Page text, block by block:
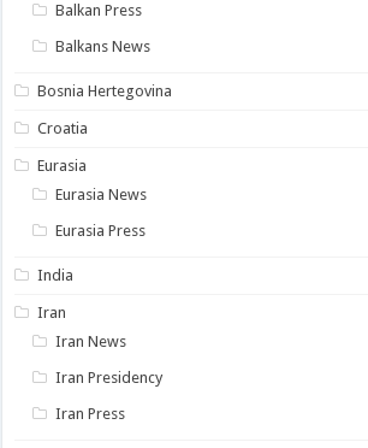
Balkan Press
Balkans News
Bosnia Hertegovina
Croatia
Eurasia
Eurasia News
Eurasia Press
India
Iran
Iran News
Iran Presidency
Iran Press